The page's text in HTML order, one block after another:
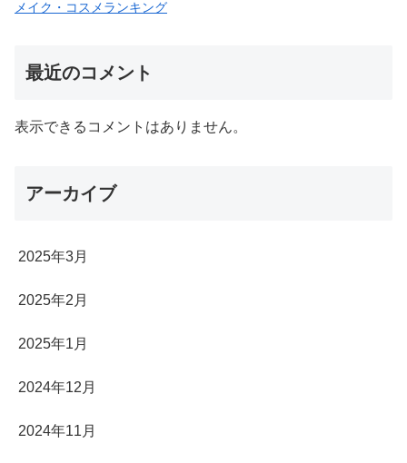
メイク・コスメランキング
最近のコメント
表示できるコメントはありません。
アーカイブ
2025年3月
2025年2月
2025年1月
2024年12月
2024年11月